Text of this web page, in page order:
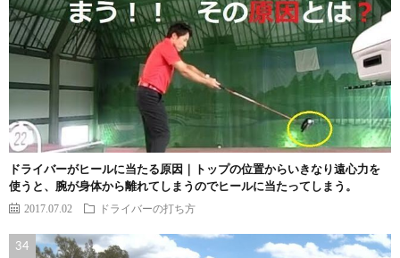
ドライバーがヒールに当たる原因｜トップの位置からいきなり遠心力を
使うと、腕が身体から離れてしまうのでヒールに当たってしまう。
2017.07.02 ドライバーの打ち方